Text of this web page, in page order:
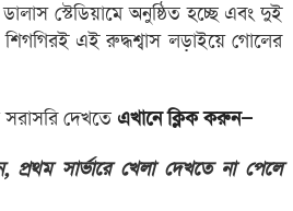
ডালাস স্টেডিয়ামে অনুষ্ঠিত হচ্ছে এবং দুই
শিগগিরই এই রুদ্ধশ্বাস লড়াইয়ে গোলের
সরাসরি দেখতে এখানে ক্লিক করুন—
সার্ভারে খেলা দেখতে না পেলে